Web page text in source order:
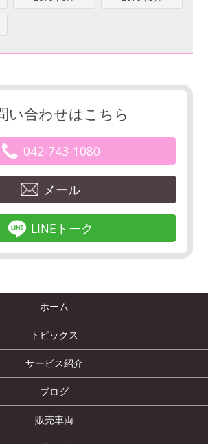
い合わせはこちら
042-743-1080
メール
LINEトーク
ホーム
トピックス
サービス紹介
ブログ
販売車両